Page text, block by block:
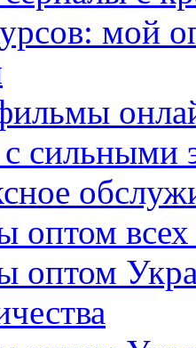
мой
сильными
оптом
оптом